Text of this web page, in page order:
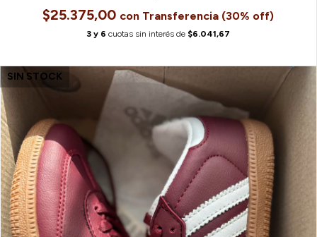
$25.375,00 con
6 cuotas sin interés de $6.041,67
SIN STOCK